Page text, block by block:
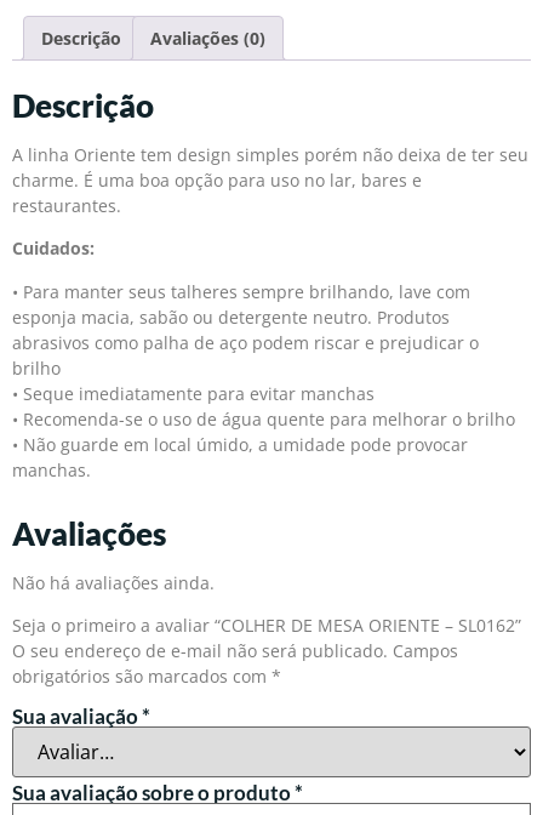
Descrição Avaliações (0)
Descrição
A linha Oriente tem design simples porém não deixa de ter seu
charme. É uma boa opção para uso no lar, bares e
restaurantes.
Cuidados:
• Para manter seus talheres sempre brilhando, lave com
esponja macia, sabão ou detergente neutro. Produtos
abrasivos como palha de aço podem riscar e prejudicar o
brilho
• Seque imediatamente para evitar manchas
• Recomenda-se o uso de água quente para melhorar o brilho
• Não guarde em local úmido, a umidade pode provocar
manchas.
Avaliações
Não há avaliações ainda.
Seja o primeiro a avaliar “COLHER DE MESA ORIENTE – SL0162”
O seu endereço de e-mail não será publicado. Campos
obrigatórios são marcados com *
Sua avaliação*
Sua avaliação sobre o produto*